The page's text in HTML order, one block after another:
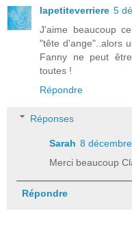
lapetiteverriere 5
J'aime beaucoup
"tête d'ange"..alors
Fanny ne peut
toutes !
Répondre
Réponses
Sarah 8
Merci beaucoup
Répondre